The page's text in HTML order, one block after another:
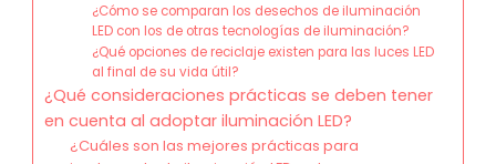
¿Cómo se comparan los desechos de iluminación
LED con los de otras tecnologías de iluminación?
¿Qué opciones de reciclaje existen para las luces LED
al final de su vida útil?
¿Qué consideraciones prácticas se deben tener
en cuenta al adoptar iluminación LED?
¿Cuáles son las mejores prácticas para